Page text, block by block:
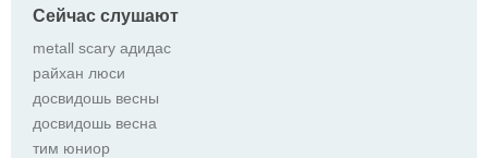
Сейчас слушают
metall scary адидас
райхан люси
досвидошь весны
досвидошь весна
тим юниор